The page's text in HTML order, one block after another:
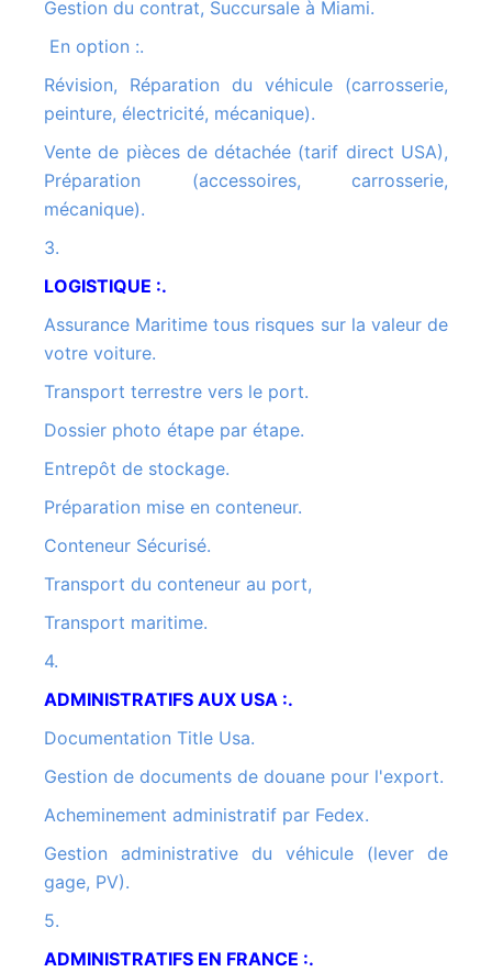
Gestion du contrat, Succursale à Miami.
En option :.
Révision, Réparation du véhicule (carrosserie,
peinture, électricité, mécanique).
Vente de pièces de détachée (tarif direct USA),
Préparation (accessoires, carrosserie,
mécanique).
3.
LOGISTIQUE :.
Assurance Maritime tous risques sur la valeur de
votre voiture.
Transport terrestre vers le port.
Dossier photo étape par étape.
Entrepôt de stockage.
Préparation mise en conteneur.
Conteneur Sécurisé.
Transport du conteneur au port,
Transport maritime.
4.
ADMINISTRATIFS AUX USA :.
Documentation Title Usa.
Gestion de documents de douane pour l'export.
Acheminement administratif par Fedex.
Gestion administrative du véhicule (lever de
gage, PV).
5.
ADMINISTRATIFS EN FRANCE :.